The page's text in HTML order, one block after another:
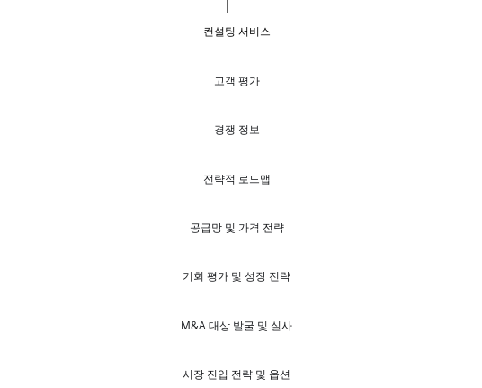
컨설팅 서비스
고객 평가
경쟁 정보
전략적 로드맵
공급망 및 가격 전략
기회 평가 및 성장 전략
M&A 대상 발굴 및 실사
시장 진입 전략 및 옵션